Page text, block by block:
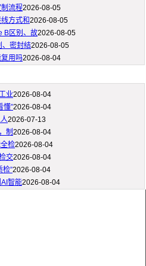
流程2026-08-05
方式和2026-08-05
B区别、故2026-08-05
、密封结2026-08-05
用吗2026-08-04
业2026-08-04
懂”2026-08-04
2026-07-13
制 2026-08-04
检2026-08-04
交2026-08-04
检”2026-08-04
智能2026-08-04